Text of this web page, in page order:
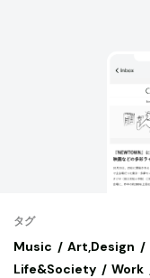
タグ
Music Art,Design
Life&Society
Work